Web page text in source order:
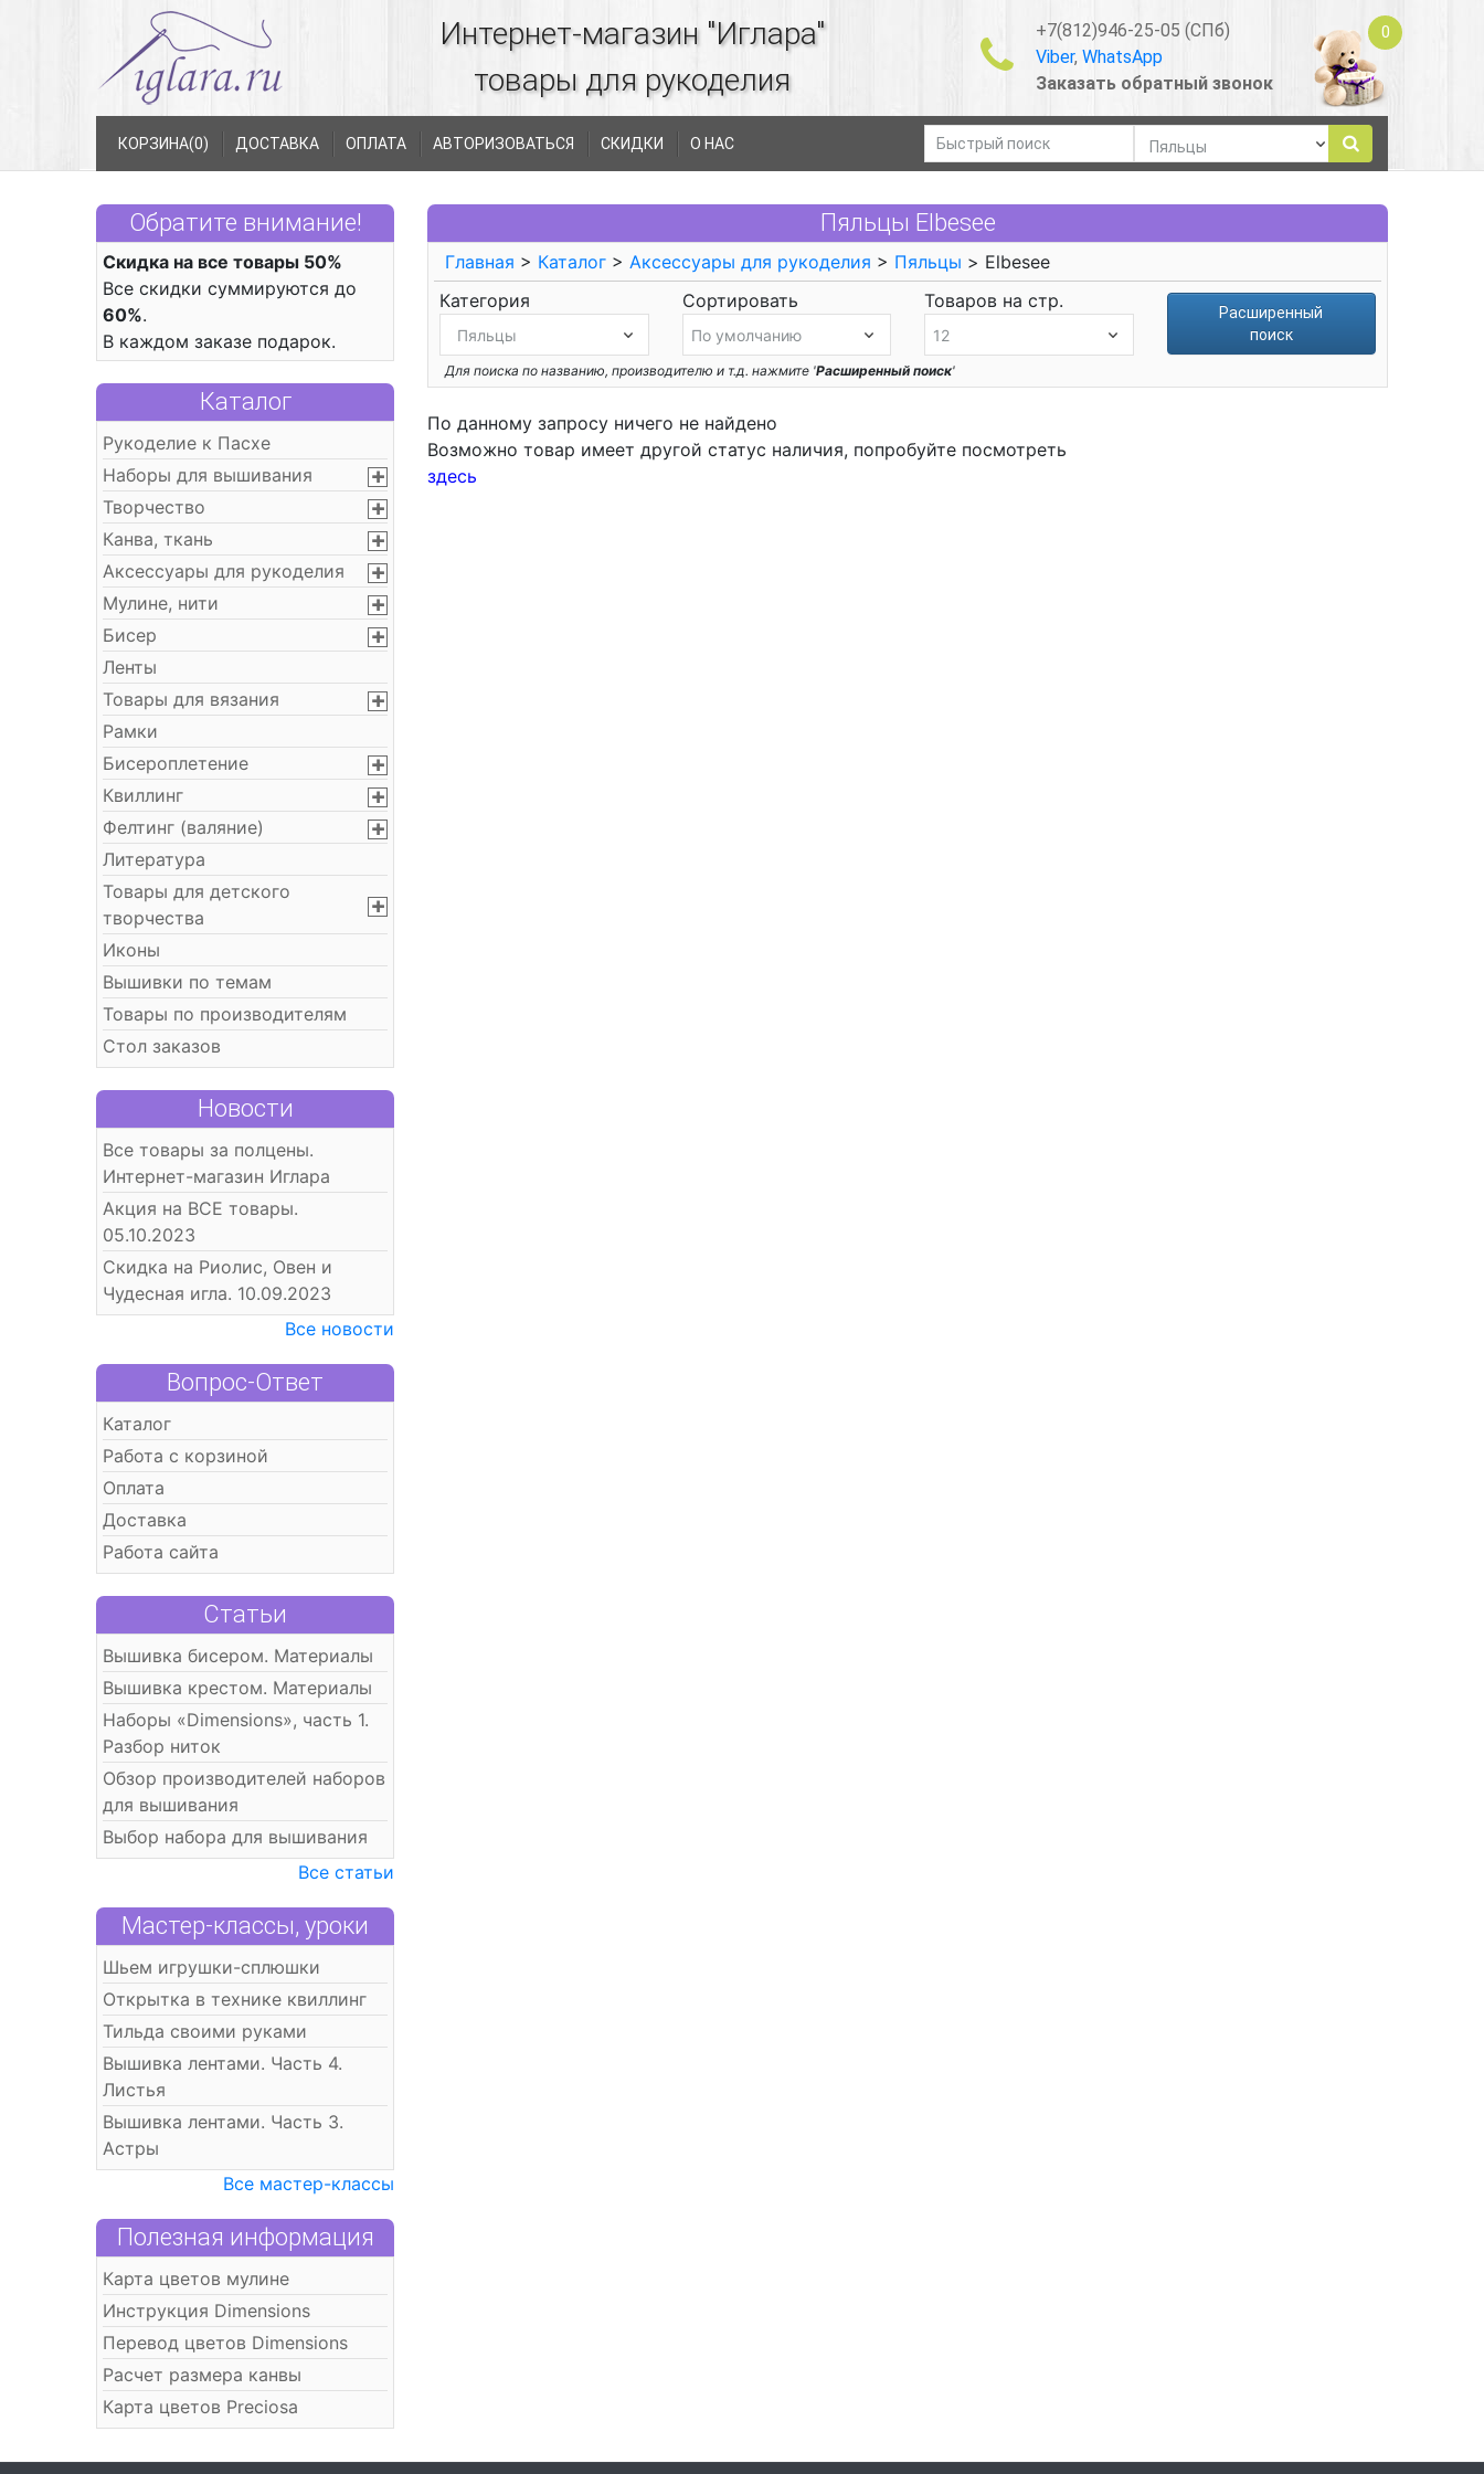
Интернет-магазин "Иглара"
товары для рукоделия
+7(812)946-25-05 (СПб)
Viber, WhatsApp
Заказать обратный звонок
0
КОРЗИНА(0) ДОСТАВКА ОПЛАТА АВТОРИЗОВАТЬСЯ СКИДКИ О НАС
Обратите внимание!
Скидка на все товары 50%
Все скидки суммируются до
60%.
В каждом заказе подарок.
Каталог
Рукоделие к Пасхе
Наборы для вышивания
Творчество
Канва, ткань
Аксессуары для рукоделия
Мулине, нити
Бисер
Ленты
Товары для вязания
Рамки
Бисероплетение
Квиллинг
Фелтинг (валяние)
Литература
Товары для детского
творчества
Иконы
Вышивки по темам
Товары по производителям
Стол заказов
Новости
Все товары за полцены.
Интернет-магазин Иглара
Акция на ВСЕ товары.
05.10.2023
Скидка на Риолис, Овен и
Чудесная игла. 10.09.2023
Все новости
Вопрос-Ответ
Каталог
Работа с корзиной
Оплата
Доставка
Работа сайта
Статьи
Вышивка бисером. Материалы
Вышивка крестом. Материалы
Наборы «Dimensions», часть 1.
Разбор ниток
Обзор производителей наборов
для вышивания
Выбор набора для вышивания
Все статьи
Мастер-классы, уроки
Шьем игрушки-сплюшки
Открытка в технике квиллинг
Тильда своими руками
Вышивка лентами. Часть 4.
Листья
Вышивка лентами. Часть 3.
Астры
Все мастер-классы
Полезная информация
Карта цветов мулине
Инструкция Dimensions
Перевод цветов Dimensions
Расчет размера канвы
Карта цветов Preciosa
Пяльцы Elbesee
Главная > Каталог > Аксессуары для рукоделия > Пяльцы > Elbesee
Категория
Сортировать Товаров на стр.
Расширенный
поиск
Для поиска по названию, производителю и т.д. нажмите 'Расширенный поиск'
По данному запросу ничего не найдено
Возможно товар имеет другой статус наличия, попробуйте посмотреть
здесь